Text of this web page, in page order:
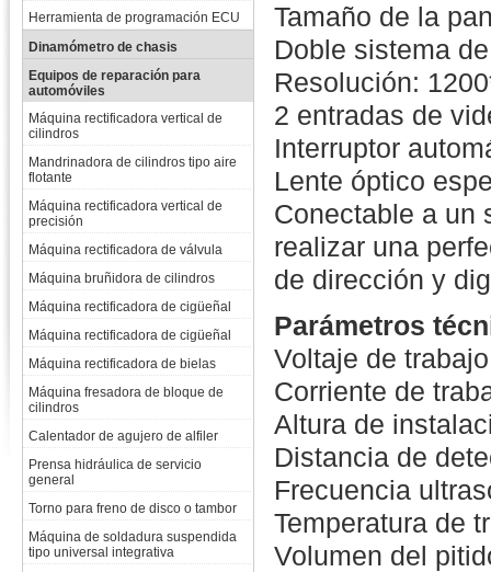
Herramienta de programación ECU
Dinamómetro de chasis
Equipos de reparación para
automóviles
Máquina rectificadora vertical de
cilindros
Mandrinadora de cilindros tipo aire
flotante
Máquina rectificadora vertical de
precisión
Máquina rectificadora de válvula
Máquina bruñidora de cilindros
Máquina rectificadora de cigüeñal
Máquina rectificadora de cigüeñal
Máquina rectificadora de bielas
Máquina fresadora de bloque de
cilindros
Calentador de agujero de alfiler
Prensa hidráulica de servicio
general
Torno para freno de disco o tambor
Máquina de soldadura suspendida
tipo universal integrativa
Tamaño de la
Doble sistema
Resolución:
2 entradas de
Interruptor
Lente óptico
Conectable a un
realizar una
de dirección y
Parámetros
Voltaje de
Corriente de
Altura de
Distancia de
Frecuencia
Temperatura de
Volumen del